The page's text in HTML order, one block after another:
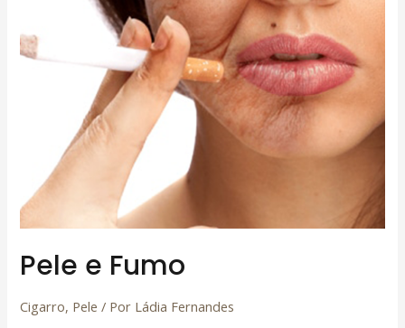
Pele e Fumo
Cigarro, Pele / Por Ládia Fernandes